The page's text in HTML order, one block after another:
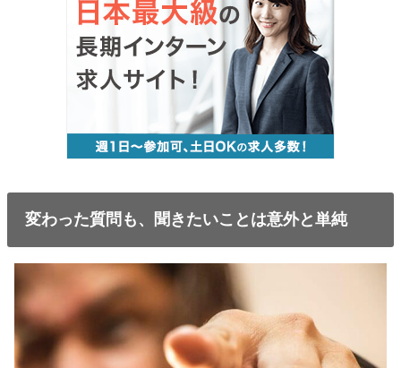
変わった質問も、聞きたいことは意外と単純